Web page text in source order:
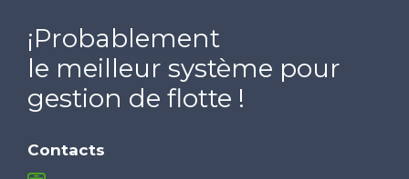
¡Probablement
le meilleur système pour
gestion de flotte !
Contacts